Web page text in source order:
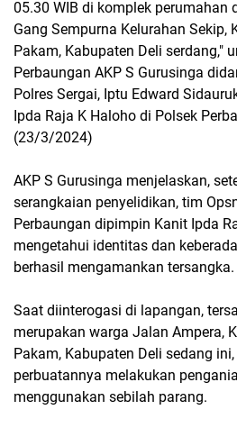
05.30 WIB di komplek perumahan
Gang Sempurna Kelurahan Sekip,
Pakam, Kabupaten Deli serdang,"
Perbaungan AKP S Gurusinga
Polres Sergai, Iptu Edward
Ipda Raja K Haloho di Polsek
(23/3/2024)
AKP S Gurusinga menjelaskan,
serangkaian penyelidikan, tim
Perbaungan dipimpin Kanit Ipda
mengetahui identitas dan
berhasil mengamankan tersangka.
Saat diinterogasi di lapangan,
merupakan warga Jalan Ampera,
Pakam, Kabupaten Deli sedang
perbuatannya melakukan
menggunakan sebilah parang.